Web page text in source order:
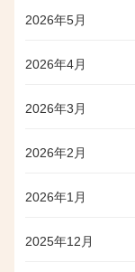
2026年5月
2026年4月
2026年3月
2026年2月
2026年1月
2025年12月